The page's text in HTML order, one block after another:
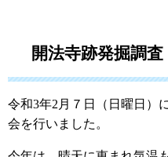
開法寺跡発掘調
令和3年2月７日（日曜日）
会を行いました。